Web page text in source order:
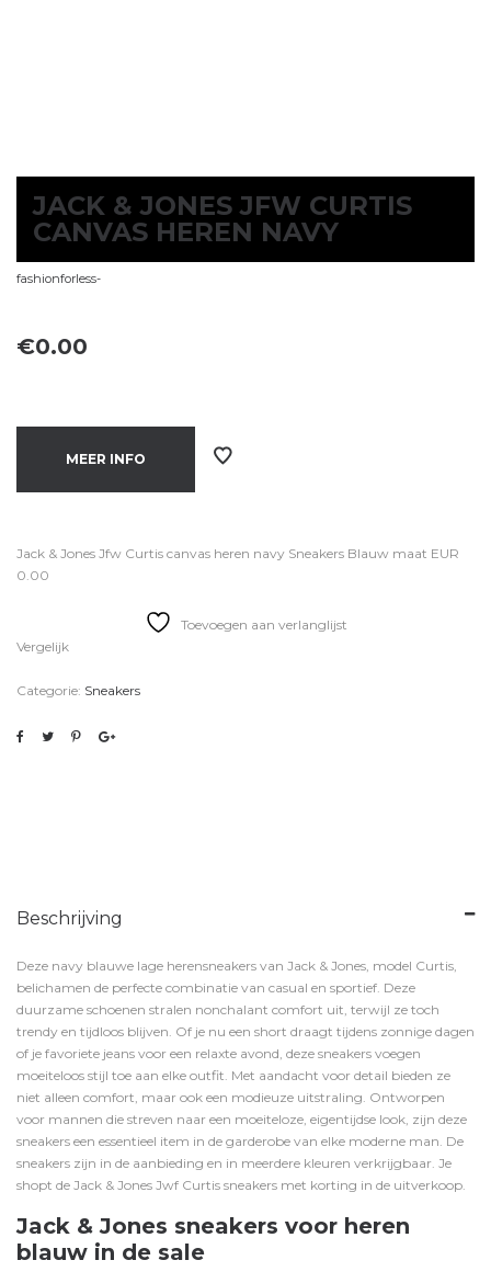
JACK & JONES JFW CURTIS
CANVAS HEREN NAVY
fashionforless-
€0.00
MEER INFO
Jack & Jones Jfw Curtis canvas heren navy Sneakers Blauw maat EUR
0.00
Toevoegen aan verlanglijst
Vergelijk
Categorie: Sneakers
Beschrijving
Deze navy blauwe lage herensneakers van Jack & Jones, model Curtis,
belichamen de perfecte combinatie van casual en sportief. Deze
duurzame schoenen stralen nonchalant comfort uit, terwijl ze toch
trendy en tijdloos blijven. Of je nu een short draagt tijdens zonnige dagen
of je favoriete jeans voor een relaxte avond, deze sneakers voegen
moeiteloos stijl toe aan elke outfit. Met aandacht voor detail bieden ze
niet alleen comfort, maar ook een modieuze uitstraling. Ontworpen
voor mannen die streven naar een moeiteloze, eigentijdse look, zijn deze
sneakers een essentieel item in de garderobe van elke moderne man. De
sneakers zijn in de aanbieding en in meerdere kleuren verkrijgbaar. Je
shopt de Jack & Jones Jwf Curtis sneakers met korting in de uitverkoop.
Jack & Jones sneakers voor heren
blauw in de sale